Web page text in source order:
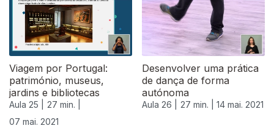
Viagem por Portugal:
património, museus,
jardins e bibliotecas
Aula 25 |
27 min. |
07 mai. 2021
Desenvolver uma prática
de dança de forma
autónoma
Aula 26 | 27 min. | 14 mai. 2021